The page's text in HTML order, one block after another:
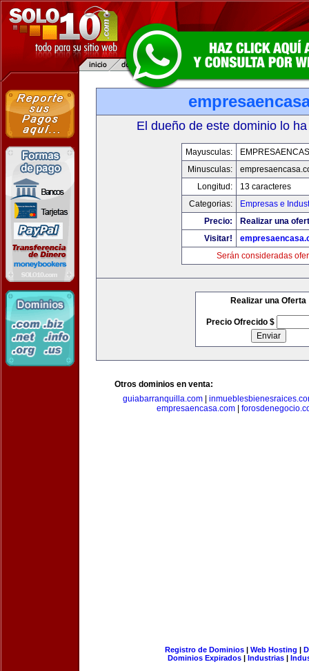
El dueño de este dominio lo
Mayusculas:
Minusculas:
Longitud:
13 caracteres
Categorias:
Empresas e
Precio:
Realizar una
Visitar!
Serán consideradas
Realizar una Oferta
Precio Ofrecido $
Otros dominios en venta:
guiabarranquilla.com|
empresaencasa.com|
Registro de Dominios| Web Hosting |
Dominios Expirados | Industrias |